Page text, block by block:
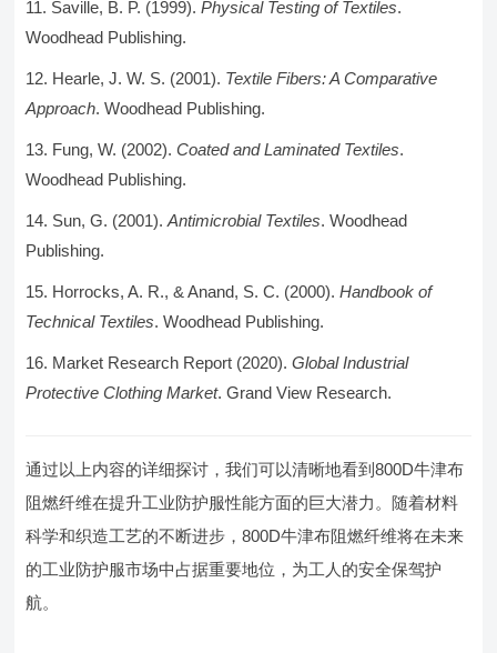
Saville, B. P. (1999).Physical Testing of Textiles.
Woodhead Publishing.
Hearle, J. W. S. (2001). Textile Fibers: A Comparative
Approach. Woodhead Publishing.
Fung, W. (2002).Coated and Laminated Textiles.
Woodhead Publishing.
Sun, G. (2001).Antimicrobial Textiles. Woodhead
Publishing.
Horrocks, A. R., & Anand, S. C. (2000).Handbook of
Technical Textiles. Woodhead Publishing.
Market Research Report (2020).Global Industrial
Protective Clothing Market. Grand View Research.
通过以上内容的详细探讨，我们可以清晰地看到800D牛津布
阻燃纤维在提升工业防护服性能方面的巨大潜力。随着材料
科学和织造工艺的不断进步，800D牛津布阻燃纤维将在未来
的工业防护服市场中占据重要地位，为工人的安全保驾护
航。